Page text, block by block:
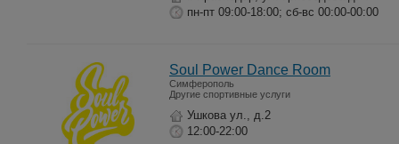
пн-пт 09:00-18:00; сб-вс 00:00-00:00
Soul Power Dance Room
Симферополь
Другие спортивные услуги
Ушкова ул., д.2
12:00-22:00